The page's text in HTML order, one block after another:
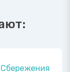
Сбережения